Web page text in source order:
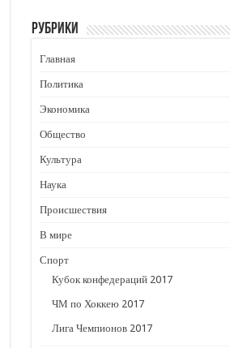
Рубрики
Главная
Политика
Экономика
Общество
Культура
Наука
Происшествия
В мире
Спорт
Кубок конфедераций 2017
ЧМ по Хоккею 2017
Лига Чемпионов 2017